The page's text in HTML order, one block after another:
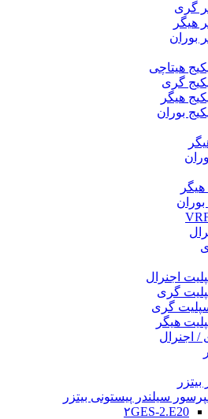
گری
هیگر
بوران
هیتاچی
گری
هیگر
بوران
اجنرال
گری
گری
هیگر
/ اجنرال
سیلندر پیستونی بیتزر
۲GES-2.E20